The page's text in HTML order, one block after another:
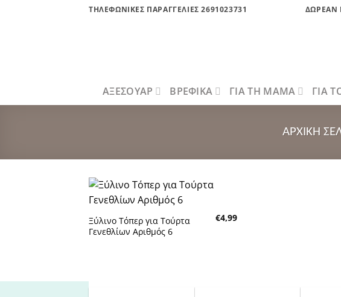
ΤΗΛΕΦΩΝΙΚΕΣ ΠΑΡΑΓΓΕΛΙΕΣ 2691023731 ΔΩΡΕΑΝ
ΑΞΕΣΟΥΑΡ ΒΡΕΦΙΚΑ ΓΙΑ ΤΗ ΜΑΜΑ ΓΙΑ
ΑΡΧΙΚΉ
στην λίστα
Ξύλινο Τόπερ για Τούρτα
Γενεθλίων Αριθμός 6
€4,99